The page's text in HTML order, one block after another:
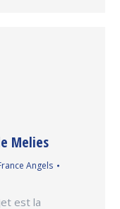
Melies
Angels
est la